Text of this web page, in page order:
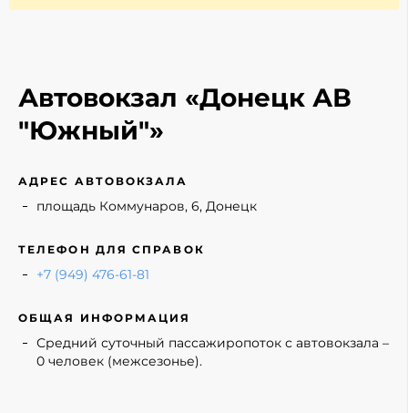
Автовокзал «Донецк АВ
"Южный"»
АДРЕС АВТОВОКЗАЛА
площадь Коммунаров, 6, Донецк
ТЕЛЕФОН ДЛЯ СПРАВОК
+7 (949) 476-61-81
ОБЩАЯ ИНФОРМАЦИЯ
Средний суточный пассажиропоток с автовокзала –
0 человек (межсезонье).